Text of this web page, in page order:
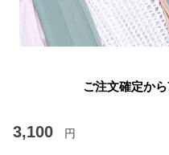
ご注文確定か
3,100 円